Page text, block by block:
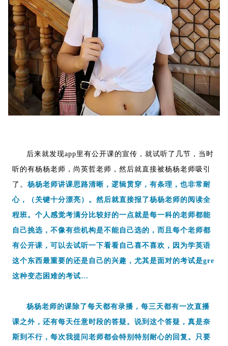
后来就发现app里有公开课的宣传，就试听了几节，当时
听的有杨杨老师，尚英哲老师，然后就直接被杨杨老师吸引
了。 杨杨老师讲课思路清晰，逻辑贯穿，有条理，也非常耐
心，（关键十分漂亮）。然后就直接报了杨杨老师的阅读全
程班。个人感觉考满分比较好的一点就是每一科的老师都能
自己挑选，不像有些机构是不能自己选的，而且每个老师都
有公开课，可以去试听一下看看自己喜不喜欢，因为学英语
这个东西最重要的还是自己的兴趣，尤其是面对的考试是gre
这种变态困难的考试…
杨杨老师的课除了每天都有录播，每三天都有一次直播
课之外，还有每天任意时段的答疑。说到这个答疑，真是奈
斯到不行，每次我提问老师都会特别特别耐心的回复。只要